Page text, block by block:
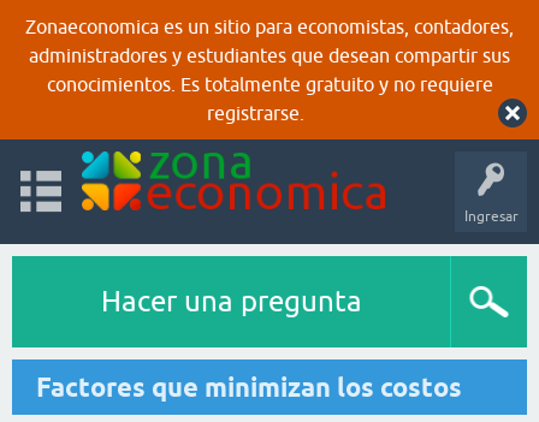
Zonaeconomica es un sitio para economistas, contadores,
administradores y estudiantes que desean compartir sus
conocimientos. Es totalmente gratuito y no requiere
registrarse.
Ingresar
Hacer una pregunta
Factores que minimizan los costos